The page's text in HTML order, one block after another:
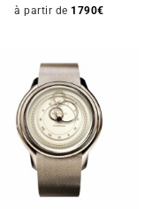
à partir de 1790€